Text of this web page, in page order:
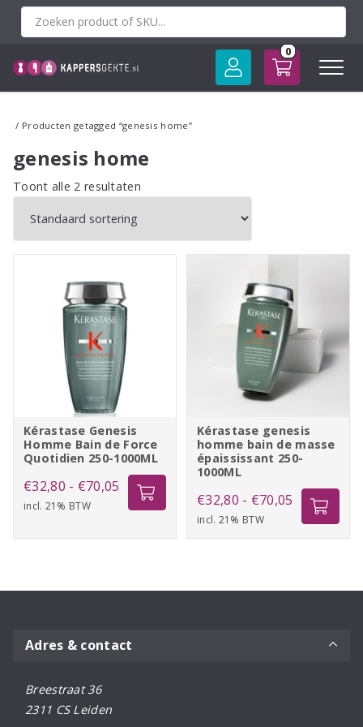
Spring
0
/ Producten getagged “genesis home”
genesis home
Toont alle 2 resultaten
Kérastase Genesis
Homme Bain de Force
Quotidien 250-1000ML
€32,80 - €70,05 Prijsklasse:
€32,80
incl. 21% BTW
Kérastase genesis
homme bain de masse
épaississant 250-
1000ML
€32,80 - €70,05 Prijsklasse:
€32,80
tot
incl. 21% BTW
Adres & contact
Breestraat 36
2311 CS Leiden